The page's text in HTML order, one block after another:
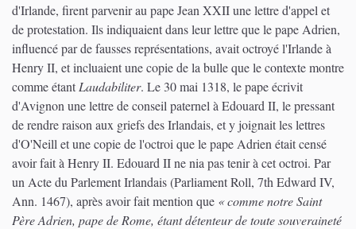
d'Irlande, firent parvenir au pape Jean XXII une lettre d'appel et
de protestation. Ils indiquaient dans leur lettre que le pape Adrien,
influencé par de fausses représentations, avait octroyé l'Irlande à
Henry II, et incluaient une copie de la bulle que le contexte montre
comme étant Laudabiliter. Le 30 mai 1318, le pape écrivit
d'Avignon une lettre de conseil paternel à Edouard II, le pressant
de rendre raison aux griefs des Irlandais, et y joignait les lettres
d'O'Neill et une copie de l'octroi que le pape Adrien était censé
avoir fait à Henry II. Edouard II ne nia pas tenir à cet octroi. Par
un Acte du Parlement Irlandais (Parliament Roll, 7th Edward IV,
Ann. 1467), après avoir fait mention que « comme notre Saint
Père Adrien, pape de Rome, étant détenteur de toute souveraineté